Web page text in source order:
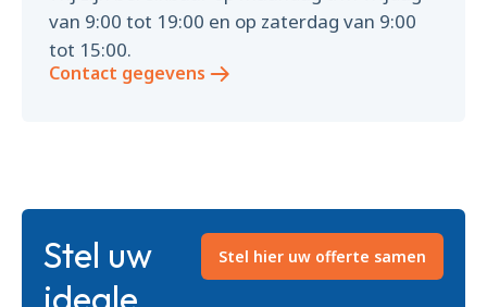
van 9:00 tot 19:00 en op zaterdag van 9:00
tot 15:00.
Contact gegevens
Stel uw
ideale
Stel hier uw offerte samen